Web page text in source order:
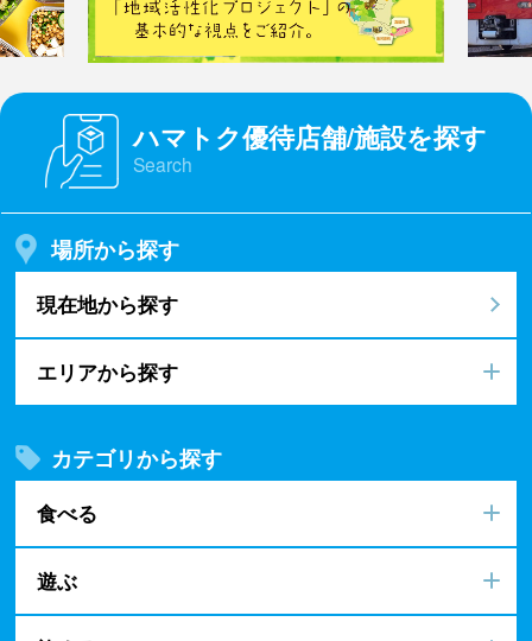
ハマトク優待店舗/施設を探す
Search
場所から探す
現在地から探す
エリアから探す
カテゴリから探す
食べる
遊ぶ